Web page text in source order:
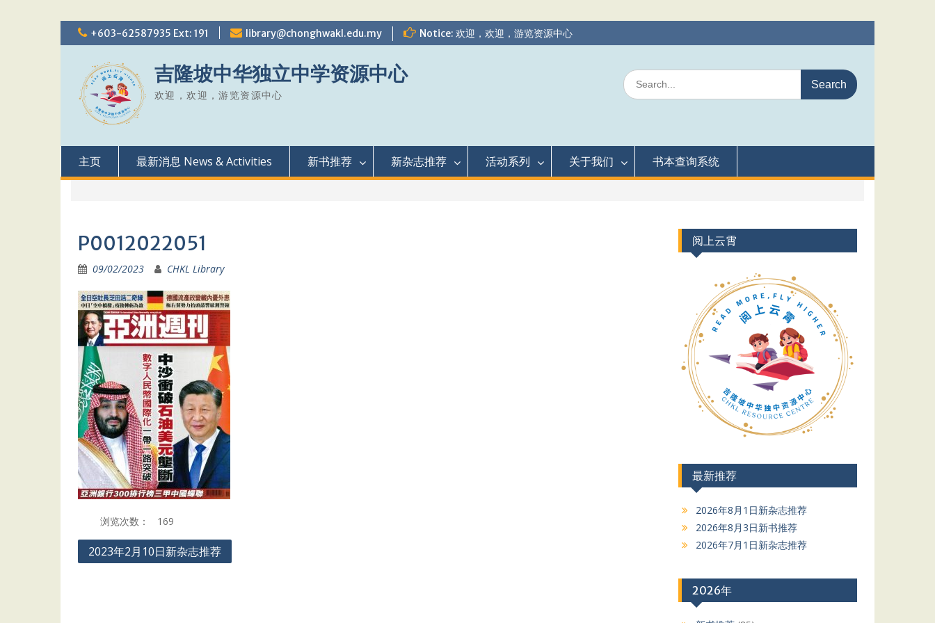
Skip
to
+603-62587935 Ext: 191 library@chonghwakl.edu.my Notice: 欢迎，欢迎，游览资源中心
吉隆坡中华独立中学资源中心
欢迎，欢迎，游览资源中心
Search
for:
主页 最新消息 News & Activities 新书推荐 新杂志推荐 活动系列 关于我们 书本查询系统
P0012022051
09/02/2023 CHKL Library
浏览次数： 169
Post
2023年2月10日新杂志推荐
阅上云霄
最新推荐
2026年8月1日新杂志推荐
2026年8月3日新书推荐
2026年7月1日新杂志推荐
2026年